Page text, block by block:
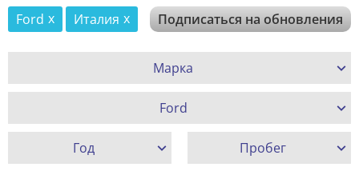
Ford Италия Подписаться на обновления
Марка
Ford
Год Пробег